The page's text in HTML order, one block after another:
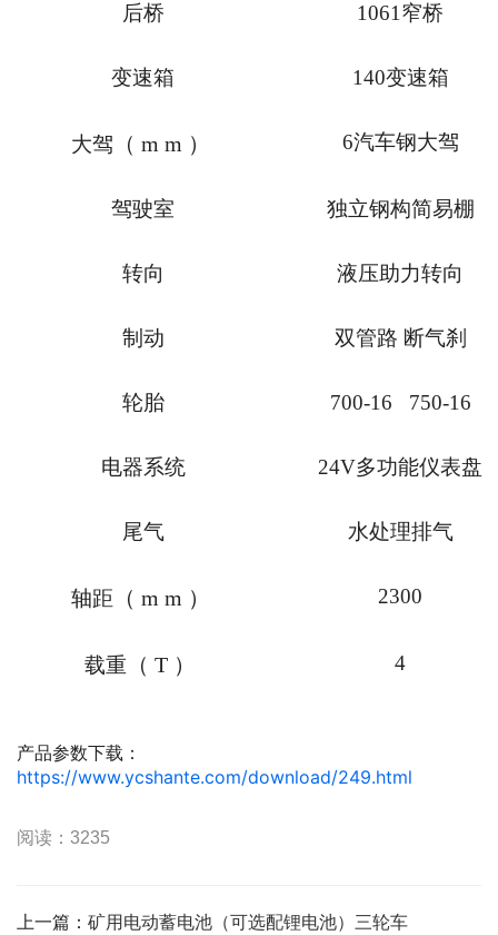
后桥 1061 窄桥
变速箱 140变速箱
大驾 （ mm ） 6汽车钢大驾
驾驶室 独立钢构简易棚
转向 液压助力转向
制动 双管路 断气刹
轮胎 700-16 750-16
电器系统 24V多功能仪表盘
尾气 水处理排气
轴距 （ mm ） 2300
载重 （ T ） 4
产品参数下载：
https://www.ycshante.com/download/249.html
阅读：3235
上一篇： 矿用电动蓄电池（可选配锂电池）三轮车